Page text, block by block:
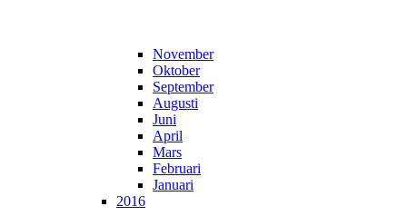
November
Oktober
September
Augusti
Juni
April
Mars
Februari
Januari
2016